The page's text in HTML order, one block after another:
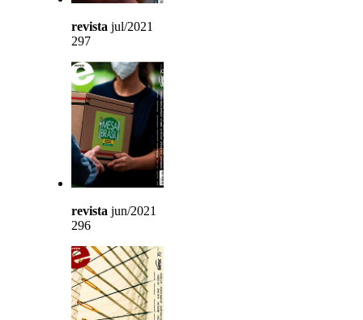
revista jul/2021
297
revista jun/2021
296